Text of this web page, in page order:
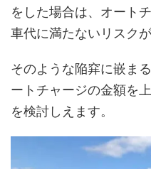
をした場合は、オート
車代に満たないリスク
そのような陥穽に嵌ま
ートチャージの金額を
を検討しえます。